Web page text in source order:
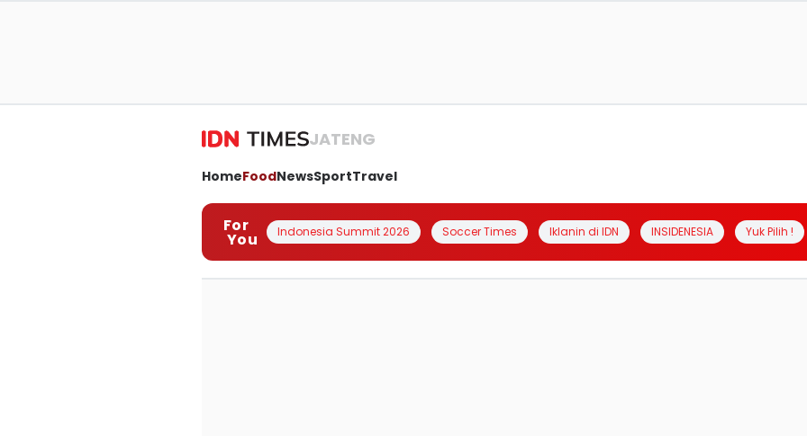
JATENG
HomeFoodNewsSportTravel
For
You Indonesia Summit 2026 Soccer Times Iklanin di IDN INSIDENESIA Yuk Pilih !